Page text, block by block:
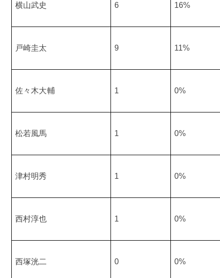
横山武史 6 16%
戸崎圭太 9 11%
佐々木大輔 1 0%
松若風馬 1 0%
津村明秀 1 0%
西村淳也 1 0%
西塚洸二 0 0%